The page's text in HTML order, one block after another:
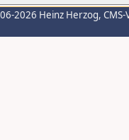
2026 Heinz Herzog,